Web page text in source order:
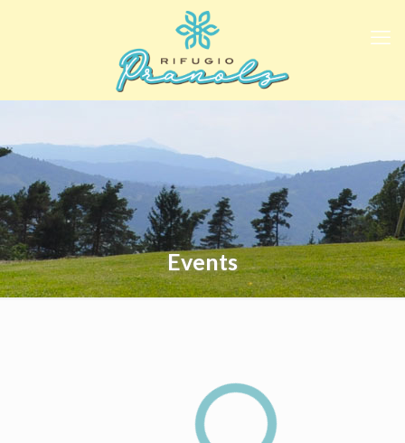
Events